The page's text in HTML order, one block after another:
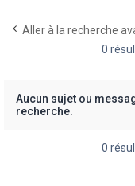
Aller à la recherche
0
Aucun sujet ou
recherche.
0